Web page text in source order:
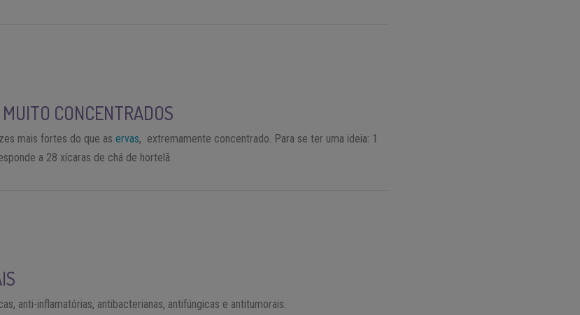
CONCENTRADOS
mais fortes do que aservas, extremamente concentrado. Para se ter uma ideia: 1
a 28 xícaras de chá de hortelã.
anti-inflamatórias, antibacterianas, antifúngicas e antitumorais.